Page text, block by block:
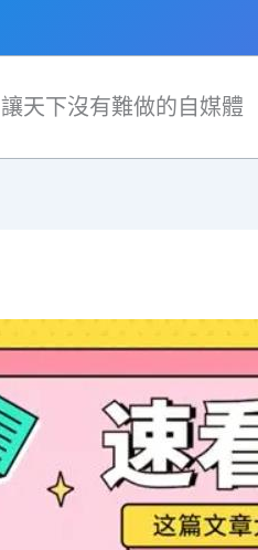
讓天下沒有難做的自媒體